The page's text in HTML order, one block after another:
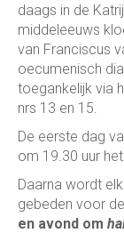
daags in de
middeleeuws
van Franciscus
oecumenisch
toegankelijk via
nrs 13 en 15.
De eerste dag
om 19.30 uur
Daarna wordt
gebeden voor
en avond om